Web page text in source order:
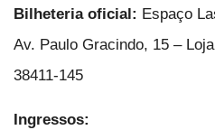
Bilheteria oficial: Espaço
Av. Paulo Gracindo, 15 –
38411-145
Ingressos: